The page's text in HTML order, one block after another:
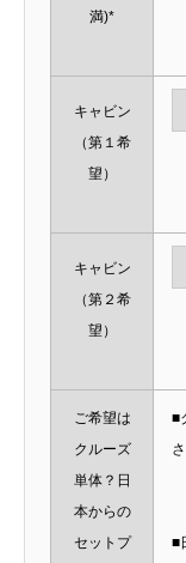
満)*
キャビン
（第１希
望）
キャビン
（第２希
望）
ご希望は
クルーズ
単体？日
本からの
セットプ
■
■